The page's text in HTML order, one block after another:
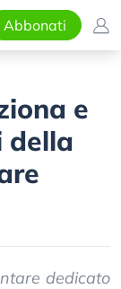
Abbonati
e
della
dedicato